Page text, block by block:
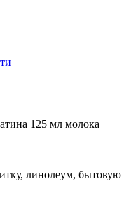
125 мл молока
линолеум, бытовую